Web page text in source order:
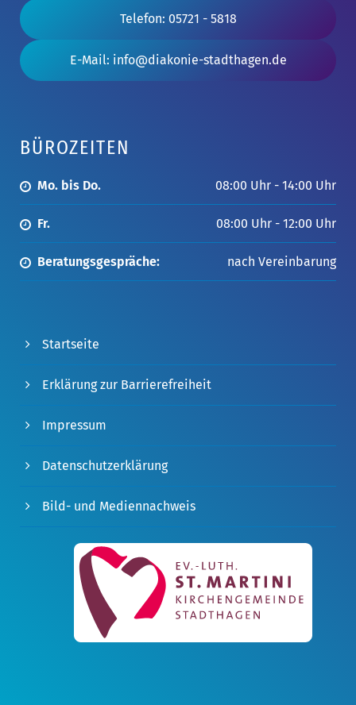
Telefon: 05721 - 5818
E-Mail: info@diakonie-stadthagen.de
BÜROZEITEN
Mo. bis Do. 08:00 Uhr - 14:00 Uhr
Fr. 08:00 Uhr - 12:00 Uhr
Beratungsgespräche: nach Vereinbarung
Startseite
Erklärung zur Barrierefreiheit
Impressum
Datenschutzerklärung
Bild- und Mediennachweis